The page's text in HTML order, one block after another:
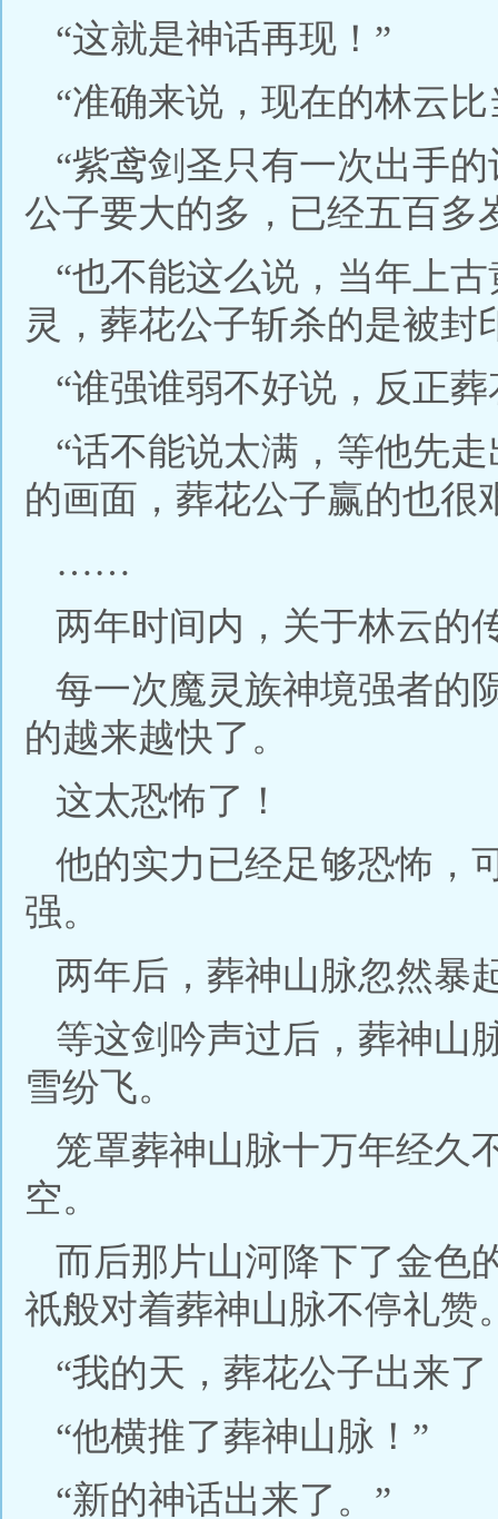
“这就是神话再现！”
“准确来说，现在的林云
“紫鸢剑圣只有一次出手
公子要大的多，已经五百多
“也不能这么说，当年上
灵，葬花公子斩杀的是被封
“谁强谁弱不好说，反正
“话不能说太满，等他先
的画面，葬花公子赢的也很
……
两年时间内，关于林云的
每一次魔灵族神境强者的
的越来越快了。
这太恐怖了！
他的实力已经足够恐怖，
强。
两年后，葬神山脉忽然暴
等这剑吟声过后，葬神山
雪纷飞。
笼罩葬神山脉十万年经久
空。
而后那片山河降下了金色
祇般对着葬神山脉不停礼赞
“我的天，葬花公子出来了
“他横推了葬神山脉！”
“新的神话出来了。”